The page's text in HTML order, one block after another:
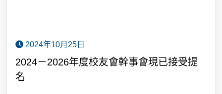
2024年10月25日
2024－2026年度校友會幹事會現已接受提
名